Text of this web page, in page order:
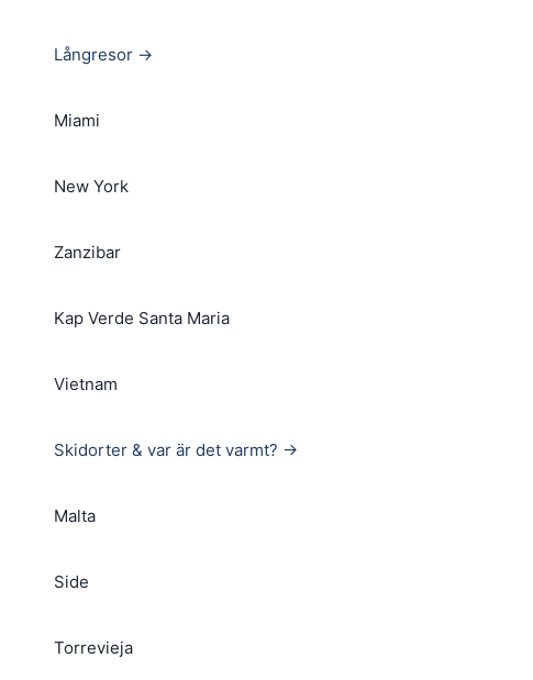
Långresor →
Miami
New York
Zanzibar
Kap Verde Santa Maria
Vietnam
Skidorter & var är det varmt? →
Malta
Side
Torrevieja